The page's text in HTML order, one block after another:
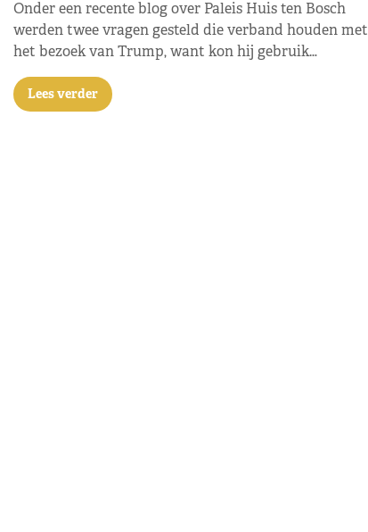
Onder een recente blog over Paleis Huis ten Bosch
werden twee vragen gesteld die verband houden met
het bezoek van Trump, want kon hij gebruik…
Lees verder